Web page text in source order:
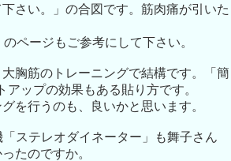
さい。」の合図です。筋肉痛が引いた
ページもご参考にして下さい。
胸筋のトレーニングで結構です。「簡
ップの効果もある貼り方です。
を行うのも、良いかと思います。
ステレオダイネーター」も舞子さん
たのですか。